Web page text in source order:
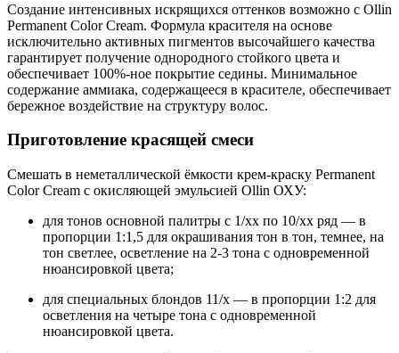
Создание интенсивных искрящихся оттенков возможно с Ollin
Permanent Color Cream. Формула красителя на основе
исключительно активных пигментов высочайшего качества
гарантирует получение однородного стойкого цвета и
обеспечивает 100%-ное покрытие седины. Минимальное
содержание аммиака, содержащееся в красителе, обеспечивает
бережное воздействие на структуру волос.
Приготовление красящей смеси
Смешать в неметаллической ёмкости крем-краску Permanent
Color Cream с окисляющей эмульсией Ollin ОХУ:
для тонов основной палитры с 1/хх по 10/хх ряд — в
пропорции 1:1,5 для окрашивания тон в тон, темнее, на
тон светлее, осветление на 2-3 тона с одновременной
нюансировкой цвета;
для специальных блондов 11/х — в пропорции 1:2 для
осветления на четыре тона с одновременной
нюансировкой цвета.